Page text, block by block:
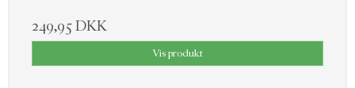
249,95 DKK
Vis produkt